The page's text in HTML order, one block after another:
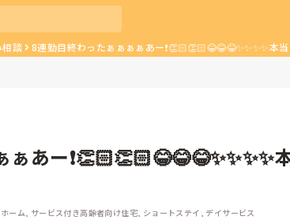
相談 8連勤目終わったぁぁぁぁあー❗️👏🏻👏🏻😂😂😂✨✨✨✨本
あー❗️👏🏻👏🏻😂😂😂✨✨✨✨
ーム, サービス付き高齢者向け住宅, ショートステイ, デイサービス